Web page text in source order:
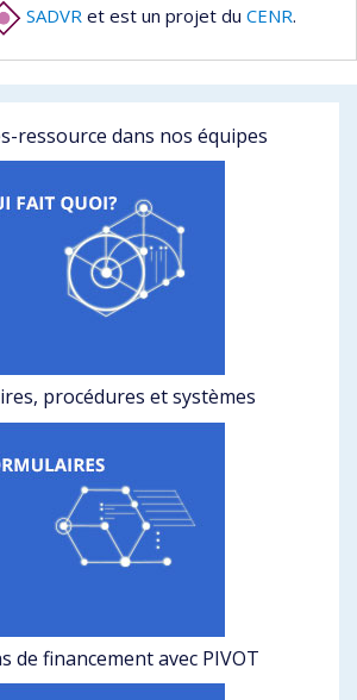
SADVR et est un projet du CENR.
ressource dans nos équipes
procédures et systèmes
de financement avec PIVOT